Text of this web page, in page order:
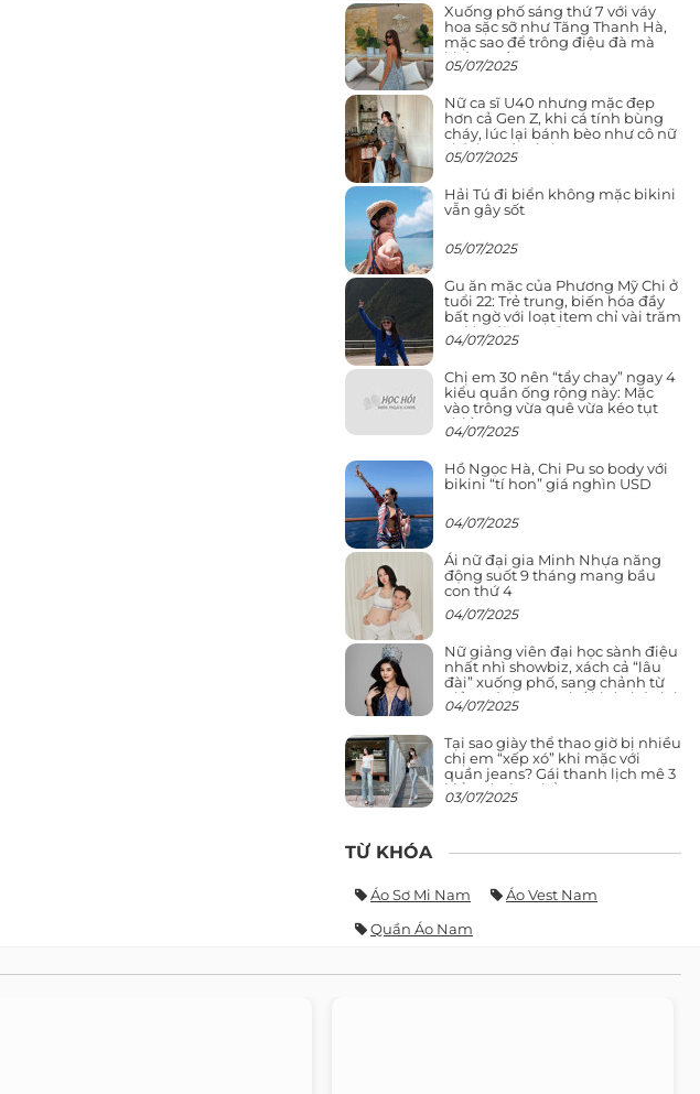
Xuống phố sáng thứ 7 với váy
hoa sặc sỡ như Tăng Thanh Hà,
mặc sao để trông điệu đà mà
không sến
05/07/2025
Nữ ca sĩ U40 nhưng mặc đẹp
hơn cả Gen Z, khi cá tính bùng
cháy, lúc lại bánh bèo như cô nữ
chính ngôn tình
05/07/2025
Hải Tú đi biển không mặc bikini
vẫn gây sốt
05/07/2025
Gu ăn mặc của Phương Mỹ Chi ở
tuổi 22: Trẻ trung, biến hóa đầy
bất ngờ với loạt item chỉ vài trăm
nghìn đã mua được
04/07/2025
Chị em 30 nên “tẩy chay” ngay 4
kiểu quần ống rộng này: Mặc
vào trông vừa quê vừa kéo tụt
chiều cao
04/07/2025
Hồ Ngọc Hà, Chi Pu so body với
bikini “tí hon” giá nghìn USD
04/07/2025
Ái nữ đại gia Minh Nhựa năng
động suốt 9 tháng mang bầu
con thứ 4
04/07/2025
Nữ giảng viên đại học sành điệu
nhất nhì showbiz, xách cả “lâu
đài” xuống phố, sang chảnh từ
giảng đường ra phố khó ai đọ lại
04/07/2025
Tại sao giày thể thao giờ bị nhiều
chị em “xếp xó” khi mặc với
quần jeans? Gái thanh lịch mê 3
kiểu này hơn hẳn
03/07/2025
TỪ KHÓA
Áo Sơ Mi Nam
Áo Vest Nam
Quần Áo Nam